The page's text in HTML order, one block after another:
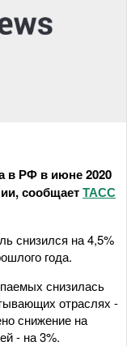
в РФ в июне 2020
сообщаетТАСС
снизился на 4,5%
года.
снизилась
отраслях -
снижение на
- на 3%.